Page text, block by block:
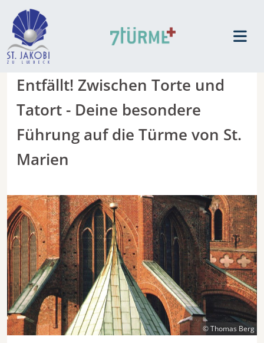
Entfällt! Zwischen Torte und
Tatort - Deine besondere
Führung auf die Türme von St.
Marien
© Thomas Berg